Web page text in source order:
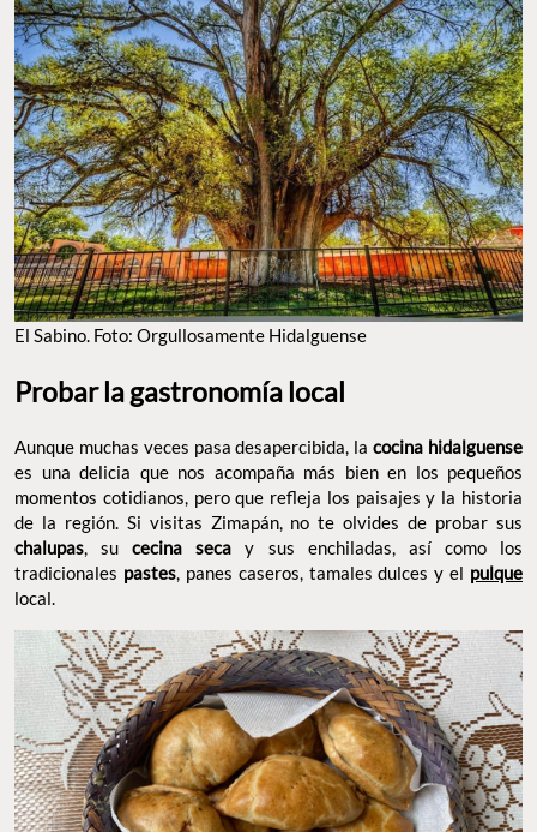
El Sabino. Foto: Orgullosamente Hidalguense
Probar la gastronomía local
Aunque muchas veces pasa desapercibida, lacocina hidalguense
es una delicia que nos acompaña más bien en los pequeños
momentos cotidianos, pero que refleja los paisajes y la historia
de la región. Si visitas Zimapán, no te olvides de probar sus
chalupas, sucecina seca y sus enchiladas, así como los
tradicionales pastes, panes caseros, tamales dulces y el pulque
local.